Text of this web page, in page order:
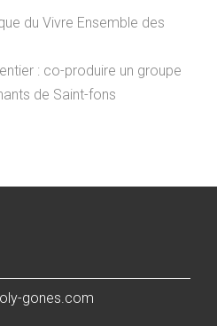
du Vivre Ensemble des
: co-produire un groupe
de Saint-fons
gones.com